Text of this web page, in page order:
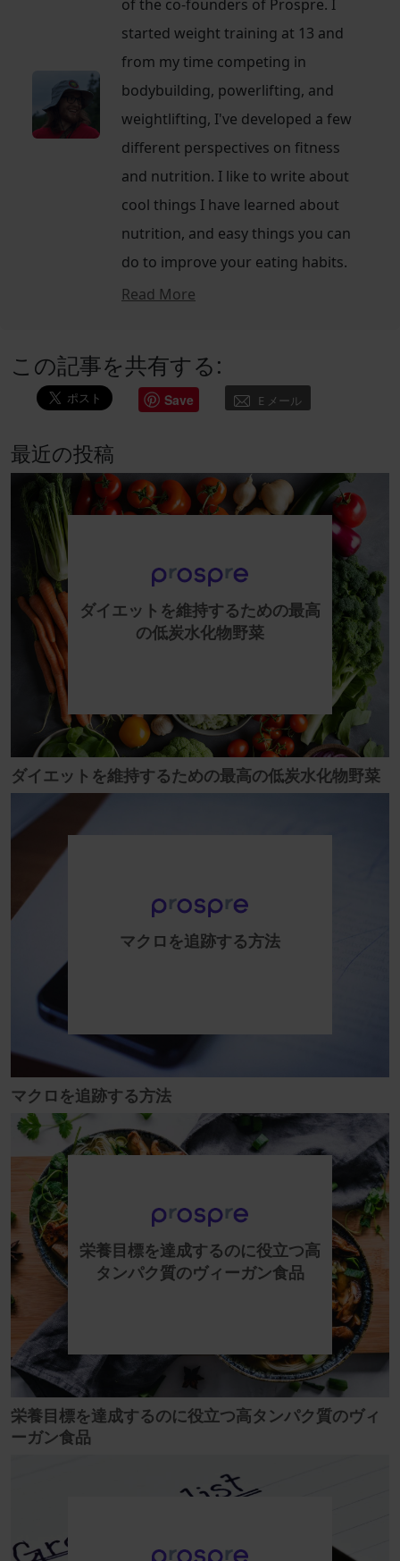
of the co-founders of Prospre. I
started weight training at 13 and
from my time competing in
bodybuilding, powerlifting, and
weightlifting, I've developed a few
different perspectives on fitness
and nutrition. I like to write about
cool things I have learned about
nutrition, and easy things you can
do to improve your eating habits.
Read More
この記事を共有する:
Save E メール
最近の投稿
ダイエットを維持するための最高
の低炭水化物野菜
ダイエットを維持するための最高の低炭水化物野菜
マクロを追跡する方法
マクロを追跡する方法
栄養目標を達成するのに役立つ高
タンパク質のヴィーガン食品
栄養目標を達成するのに役立つ高タンパク質のヴィ
ーガン食品